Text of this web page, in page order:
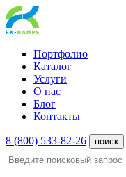
Портфолио
Каталог
Услуги
О нас
Блог
Контакты
8 (800) 533-82-26 поиск